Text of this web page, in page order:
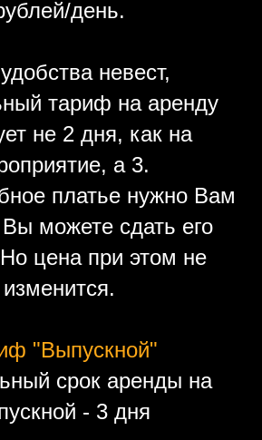
день.
невест,
тариф на аренду
не 2 дня, как на
а 3.
платье нужно Вам
можете сдать его
цена при этом не
изменится.
"Выпускной"
срок аренды на
- 3 дня